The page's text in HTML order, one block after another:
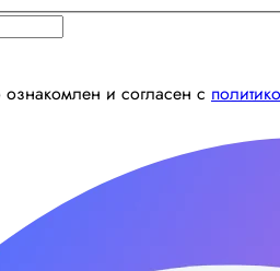
и согласен с